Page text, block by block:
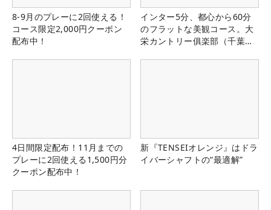
8-9月のプレーに2回使える！
コース限定2,000円クーポン
配布中！
インター5分、都心から60分
のフラットな美観コース。大
栄カントリー俱楽部（千葉
4日間限定配布！11月までの
プレーに2回使える1,500円分
クーポン配布中！
新『TENSEIオレンジ』はドラ
イバーシャフトの“最適解”